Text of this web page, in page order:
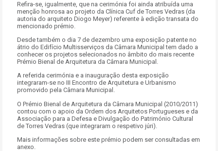
Refira-se, igualmente, que na cerimónia foi ainda atribuída uma
menção honrosa ao projeto da Clínica Cuf de Torres Vedras (da
autoria do arquiteto Diogo Meyer) referente à edição transata do
mencionado prémio.
Desde também o dia 7 de dezembro uma exposição patente no
átrio do Edifício Multisserviços da Câmara Municipal tem dado a
conhecer os projetos selecionados no âmbito do mais recente
Prémio Bienal de Arquitetura da Câmara Municipal.
A referida cerimónia e a inauguração desta exposição
integraram-se no III Encontro de Arquitetura e Urbanismo
promovido pela Câmara Municipal.
O Prémio Bienal de Arquitetura da Câmara Municipal (2010/2011)
contou com o apoio da Ordem dos Arquitetos Portugueses e da
Associação para a Defesa e Divulgação do Património Cultural
de Torres Vedras (que integraram o respetivo júri).
Mais informações sobre este prémio podem ser consultadas em
anexo.